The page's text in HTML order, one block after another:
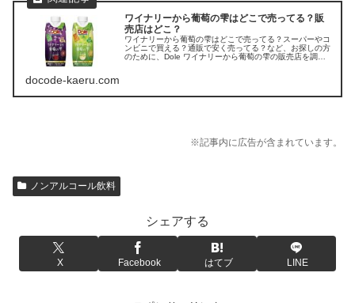
ワイナリーから葡萄の雫はどこで売ってる？販
売店はどこ？
ワイナリーから葡萄の雫はどこで売ってる？スーパーやコ
ンビニで買える？通販で安く売ってる？など、お探しの方
のために、Dole ワイナリーから葡萄の雫の販売店を調べ
docode-kaeru.com
※記事内に広告が含まれています。
ノンアルコール飲料
シェアする
X Facebook はてブ LINE